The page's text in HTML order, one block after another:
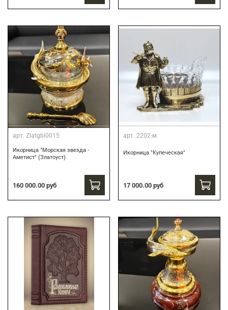
арт. Zlatgbi0015
Икорница "Морская звезда -
Аметист" (Златоуст)
160 000.00 руб
арт. 2202-м
Икорница "Купеческая"
17 000.00 руб